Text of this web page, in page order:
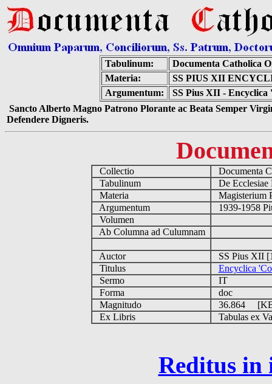
Tabulinum:
Documenta Catholica
Materia:
SS PIUS XII
Argumentum:
SS Pius XII -
Sancto Alberto Magno Patrono Plorante ac Beata Semper
Defendere Digneris.
Collectio
Documenta
Tabulinum
De
Materia
Magisterium
Argumentum
1939-1958
Volumen
Ab Columna ad Culumnam
Auctor
SS Pius XII
Titulus
Encyclica
Sermo
IT
Forma
doc
Magnitudo
36.864
Ex Libris
Tabulas ex
Reditus in